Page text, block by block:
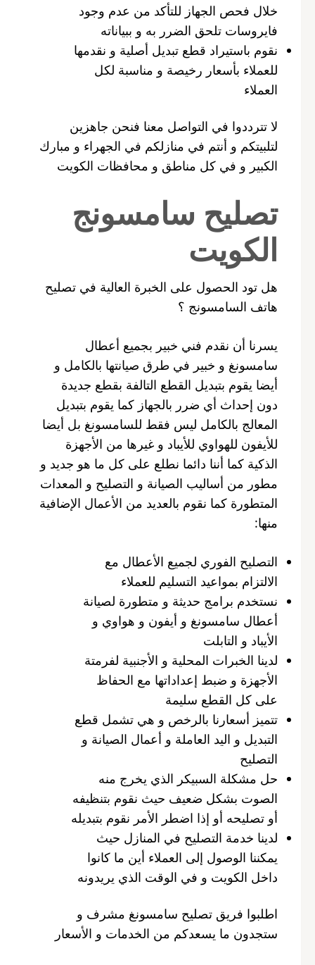
خلال فحص الجهاز للتأكد من عدم وجود
فايروسات تلحق الضرر به و ببياناته
نقوم باستيراد قطع تبديل أصلية و نقدمها
للعملاء بأسعار رخيصة و مناسبة لكل
العملاء
لا تترددوا في التواصل معنا فنحن جاهزين
لتلبيتكم و أنتم في منازلكم في الجهراء و مبارك
الكبير و في كل مناطق و محافظات الكويت
تصليح سامسونج
الكويت
هل تود الحصول على الخبرة العالية في تصليح
هاتف السامسونج ؟
يسرنا أن نقدم فني خبير بجميع أعطال
سامسونغ و خبير في طرق صيانتها بالكامل و
أيضا يقوم بتبديل القطع التالفة بقطع جديدة
دون إحداث أي ضرر بالجهاز كما يقوم بتبديل
المعالج بالكامل ليس فقط للسامسونغ بل أيضا
للأيفون للهواوي للأيباد و غيرها من الأجهزة
الذكية كما أننا دائما نطلع على كل ما هو جديد و
مطور من أساليب الصيانة و التصليح و المعدات
المتطورة كما نقوم بالعديد من الأعمال الإضافية
منها:
التصليح الفوري لجميع الأعطال مع
الالتزام بمواعيد التسليم للعملاء
نستخدم برامج حديثة و متطورة لصيانة
أعطال سامسونغ و أيفون و هواوي و
الأيباد و التابلت
لدينا الخبرات المحلية و الأجنبية لفرمتة
الأجهزة و ضبط إعداداتها مع الحفاظ
على كل القطع سليمة
تتميز أسعارنا بالرخص و هي تشمل قطع
التبديل و اليد العاملة و أعمال الصيانة و
التصليح
حل مشكلة السبيكر الذي يخرج منه
الصوت بشكل ضعيف حيث نقوم بتنظيفه
أو تصليحه أو إذا اضطر الأمر نقوم بتبديله
لدينا خدمة التصليح في المنازل حيث
يمكننا الوصول إلى العملاء أين ما كانوا
داخل الكويت و في الوقت الذي يريدونه
اطلبوا فريق تصليح سامسونغ مشرف و
ستجدون ما يسعدكم من الخدمات و الأسعار